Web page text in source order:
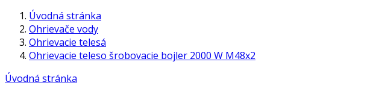
Úvodná stránka
Ohrievače vody
Ohrievacie telesá
Ohrievacie teleso šrobovacie bojler 2000 W M48x2
Úvodná stránka